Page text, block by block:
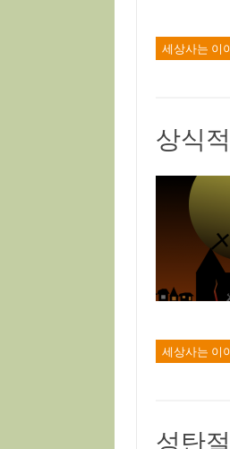
세상사는 이
상식
세상사는 이
성탄